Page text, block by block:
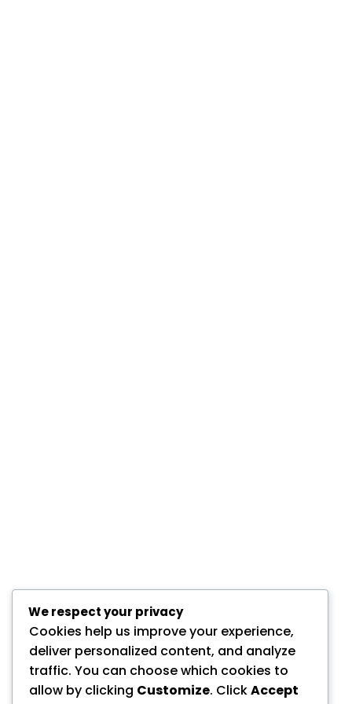
We respect your privacy
Cookies help us improve your experience,
deliver personalized content, and analyze
traffic. You can choose which cookies to
allow by clicking Customize. ClickAccept